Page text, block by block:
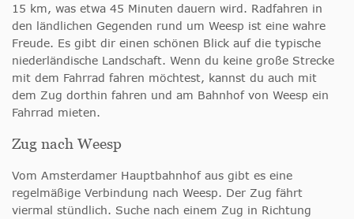
15 km, was etwa 45 Minuten dauern wird. Radfahren in
den ländlichen Gegenden rund um Weesp ist eine wahre
Freude. Es gibt dir einen schönen Blick auf die typische
niederländische Landschaft. Wenn du keine große Strecke
mit dem Fahrrad fahren möchtest, kannst du auch mit
dem Zug dorthin fahren und am Bahnhof von Weesp ein
Fahrrad mieten.
Zug nach Weesp
Vom Amsterdamer Hauptbahnhof aus gibt es eine
regelmäßige Verbindung nach Weesp. Der Zug fährt
viermal stündlich. Suche nach einem Zug in Richtung